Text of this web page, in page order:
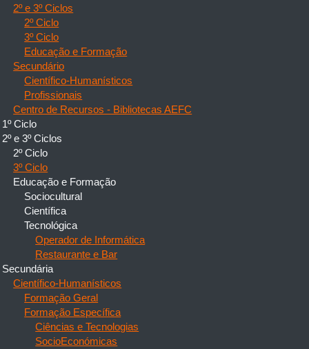
2º e 3º Ciclos
2º Ciclo
3º Ciclo
Educação e Formação
Secundário
Científico-Humanísticos
Profissionais
Centro de Recursos - Bibliotecas AEFC
1º Ciclo
2º e 3º Ciclos
2º Ciclo
3º Ciclo
Educação e Formação
Sociocultural
Científica
Tecnológica
Operador de Informática
Restaurante e Bar
Secundária
Científico-Humanísticos
Formação Geral
Formação Específica
Ciências e Tecnologias
SocioEconómicas